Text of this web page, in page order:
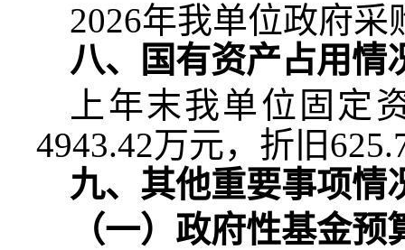
2026年我单位政府采
八、国有资产占用情
上年末我单位固定
4943.42万元，折旧
九、其他重要事项情
（一）政府性基金